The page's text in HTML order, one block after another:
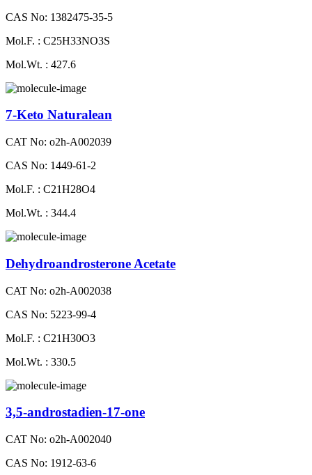
CAS No: 1382475-35-5
Mol.F. : C25H33NO3S
Mol.Wt. : 427.6
7-Keto Naturalean
CAT No: o2h-A002039
CAS No: 1449-61-2
Mol.F. : C21H28O4
Mol.Wt. : 344.4
Dehydroandrosterone Acetate
CAT No: o2h-A002038
CAS No: 5223-99-4
Mol.F. : C21H30O3
Mol.Wt. : 330.5
3,5-androstadien-17-one
CAT No: o2h-A002040
CAS No: 1912-63-6